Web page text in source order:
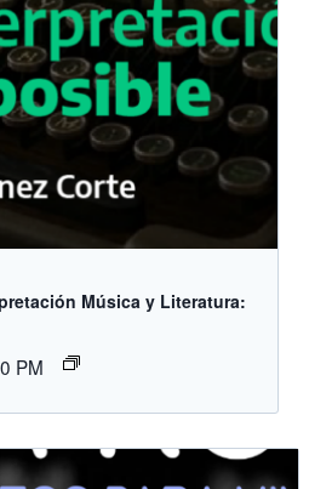
Música y Literatura:
PM